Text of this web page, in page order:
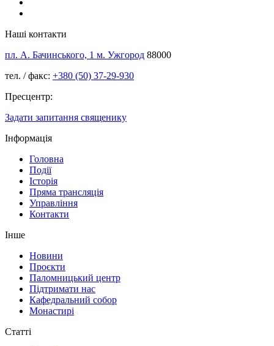
Наші контакти
пл. А. Бачинського, 1 м. Ужгород 88000
тел. / факс: +380 (50) 37-29-930
Пресцентр:
Задати запитання священику
Інформація
Головна
Події
Історія
Пряма трансляція
Управління
Контакти
Інше
Новини
Проєкти
Паломницький центр
Підтримати нас
Кафедральний собор
Монастирі
Статті